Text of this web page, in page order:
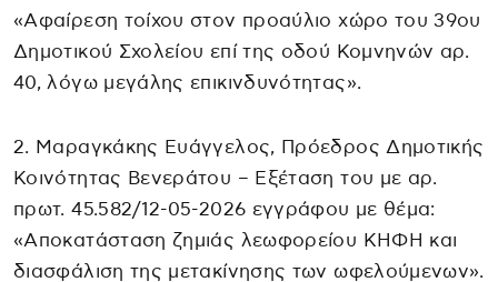
«Αφαίρεση τοίχου στον προαύλιο χώρο του 39ου
Δημοτικού Σχολείου επί της οδού Κομνηνών αρ.
40, λόγω μεγάλης επικινδυνότητας».
2. Μαραγκάκης Ευάγγελος, Πρόεδρος Δημοτικής
Κοινότητας Βενεράτου – Εξέταση του με αρ.
πρωτ. 45.582/12-05-2026 εγγράφου με θέμα:
«Αποκατάσταση ζημιάς λεωφορείου ΚΗΦΗ και
διασφάλιση της μετακίνησης των ωφελούμενων».